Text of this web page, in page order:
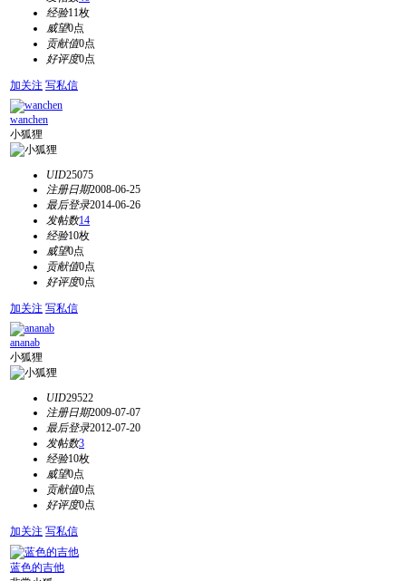
经验11枚
威望0点
贡献值0点
好评度0点
加关注 写私信
wanchen
小狐狸
UID25075
注册日期2008-06-25
最后登录2014-06-26
发帖数14
经验10枚
威望0点
贡献值0点
好评度0点
加关注 写私信
ananab
小狐狸
UID29522
注册日期2009-07-07
最后登录2012-07-20
发帖数3
经验10枚
威望0点
贡献值0点
好评度0点
加关注 写私信
蓝色的吉他